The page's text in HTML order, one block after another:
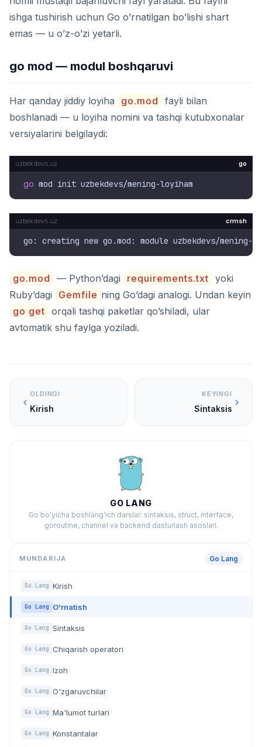
ishga tushirish uchun Go o’rnatilgan bo’lishi shart
emas — u o’z-o’zi yetarli.
go mod — modul boshqaruvi
Har qanday jiddiy loyiha go.mod
fayli bilan
boshlanadi — u loyiha nomini va tashqi kutubxonalar
versiyalarini belgilaydi:
go
go
crmsh
go.mod — Python’dagi requirements.txt yoki
Ruby’dagi
Gemfile ning Go’dagi analogi. Undan keyin
go get orqali tashqi paketlar qo’shiladi, ular
avtomatik shu faylga yoziladi.
OLDINGI
Kirish
KEYINGI
Sintaksis
GO LANG
Go bo'yicha boshlang'ich darslar: sintaksis, struct, interface,
goroutine, channel va backend dasturlash asoslari.
MUNDARIJA Go Lang
Go Lang Kirish
Go Lang O'rnatish
Go Lang Sintaksis
Go Lang Chiqarish operatori
Go Lang Izoh
Go Lang O'zgaruvchilar
Go Lang Ma'lumot turlari
Go Lang Konstantalar